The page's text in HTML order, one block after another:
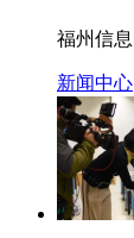
福州信
新闻中心